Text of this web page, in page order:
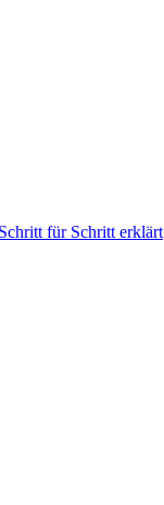
für Schritt erklärt